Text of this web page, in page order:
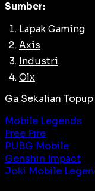
Sumber:
Lapak Gaming
Axis
Industri
Olx
Ga Sekalian Topup
Mobile Legends
Free Fire
PUBG Mobile
Genshin Impact
Joki Mobile